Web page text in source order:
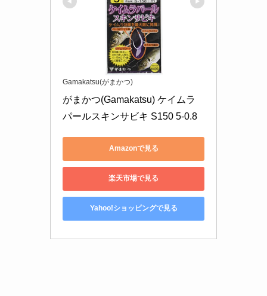
Gamakatsu(がまかつ)
がまかつ(Gamakatsu) ケイムラ
パールスキンサビキ S150 5-0.8
Amazonで見る
楽天市場で見る
Yahoo!ショッピングで見る